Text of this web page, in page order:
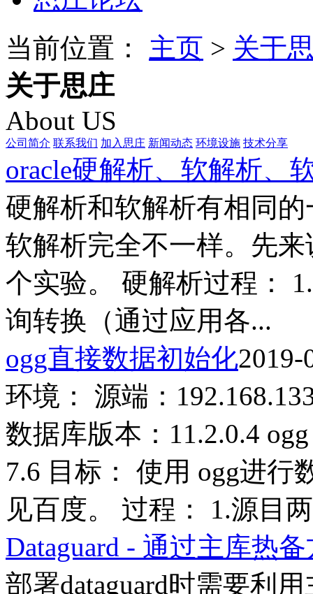
当前位置：
主页 > 关于
关于思庄
About US
公司简介 联系我们 加入思庄 新闻动态 环境设施 技术分享
oracle硬解析、软解析、
硬解析和软解析有相同
软解析完全不一样。先
个实验。 硬解析过程：
询转换（通过应用各...
ogg直接数据初始化2019-
环境： 源端：
数据库版本：11.2.0.4
7.6 目标： 使用 ogg进行
见百度。 过程： 1.源目
Dataguard - 通过主库热
部署dataguard时需要利